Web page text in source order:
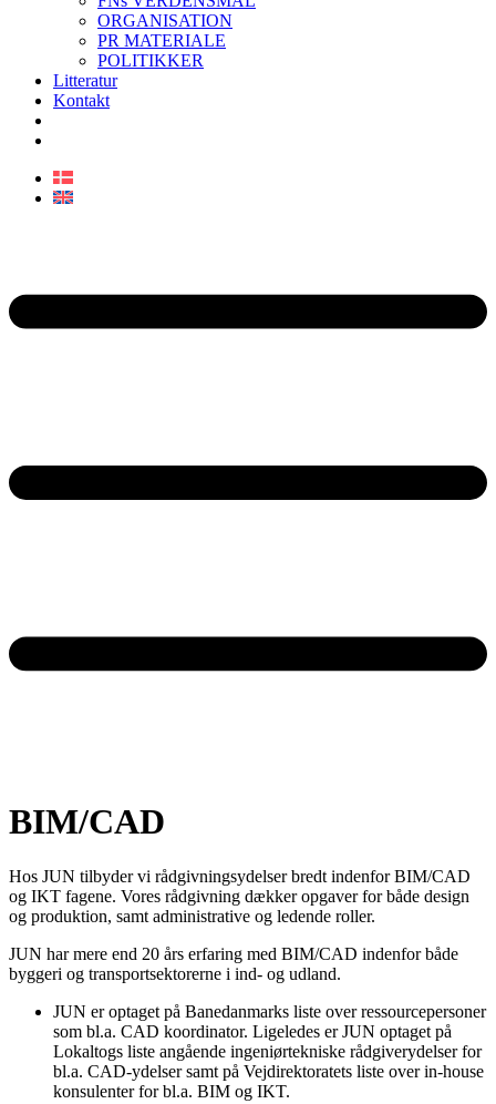
ORGANISATION
PR MATERIALE
POLITIKKER
Litteratur
Kontakt
BIM/CAD
Hos JUN tilbyder vi rådgivningsydelser bredt indenfor BIM/CAD
og IKT fagene. Vores rådgivning dækker opgaver for både design
og produktion, samt administrative og ledende roller.
JUN har mere end 20 års erfaring med BIM/CAD indenfor både
byggeri og transportsektorerne i ind- og udland.
JUN er optaget på Banedanmarks liste over ressourcepersoner
som bl.a. CAD koordinator. Ligeledes er JUN optaget på
Lokaltogs liste angående ingeniørtekniske rådgiverydelser for
bl.a. CAD-ydelser samt på Vejdirektoratets liste over in-house
konsulenter for bl.a. BIM og IKT.